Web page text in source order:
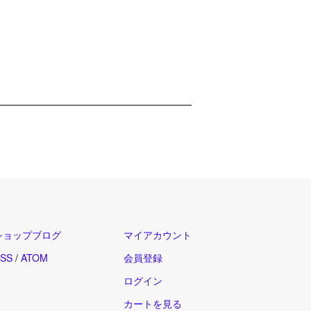
ョップブログ
/ ATOM
マイアカウント
会員登録
ログイン
カートを見る